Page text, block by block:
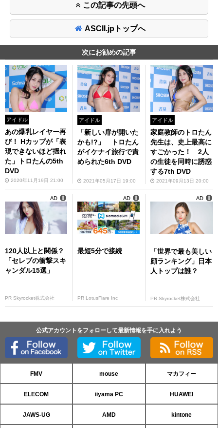
この記事の先頭へ
ASCII.jpトップへ
次にお勧めの記事
アイドル
あの爆乳レイヤー再
び！ Hカップが「表
現できないほど揺れ
た」トロたんの5th
DVD
2020年11月19日 21:00
アイドル
「新しい扉が開いた
かも!?」 トロたん
がイケナイ旅行で責
められた6th DVD
2021年05月17日 19:00
アイドル
家庭教師のトロたん
先生は、史上最高に
すごかった！ 2人
の生徒を同時に誘惑
する7th DVD
2021年09月13日 20:00
120人以上と関係？
「セレブの衝撃スキ
ャンダル15選」
PR Skyrocket株式会社
AD
最短5分で接続
PR LotusFlare Inc
AD
「世界で最も美しい
顔ランキング」日本
人トップは誰？
PR Skyrocket株式会社
AD
公式アカウントをフォローして最新情報を手に入れよう
FMV mouse マカフィー
ELECOM iiyama PC HUAWEI
JAWS-UG AMD kintone